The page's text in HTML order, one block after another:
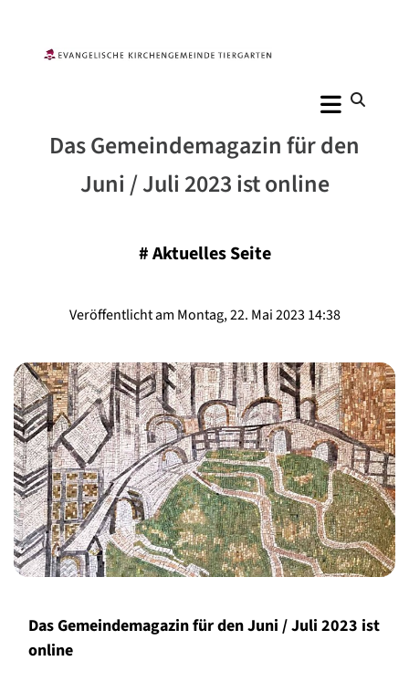
Das Gemeindemagazin für den
Juni / Juli 2023 ist online
#Aktuelles Seite
Veröffentlicht am Montag, 22. Mai 2023 14:38
Das Gemeindemagazin für den Juni / Juli 2023 ist
online